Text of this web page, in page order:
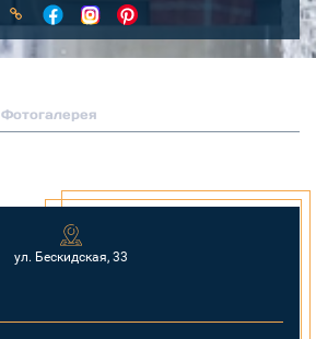
Фотогалерея
ул. Бескидская, 33